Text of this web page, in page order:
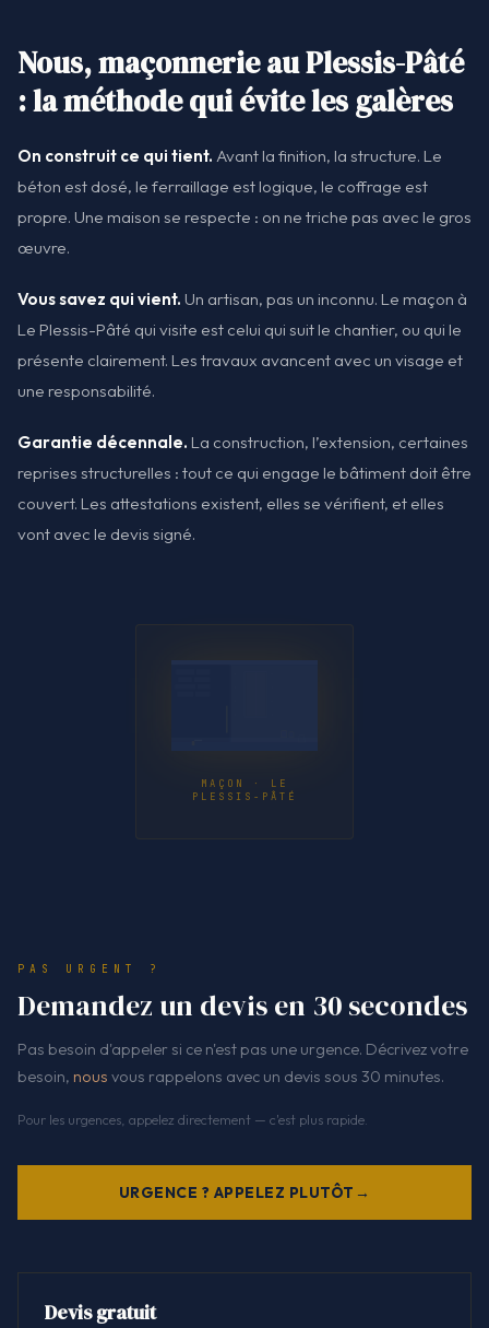
Nous, maçonnerie au Plessis-Pâté
: la méthode qui évite les galères
On construit ce qui tient. Avant la finition, la structure. Le
béton est dosé, le ferraillage est logique, le coffrage est
propre. Une maison se respecte : on ne triche pas avec le gros
œuvre.
Vous savez qui vient. Un artisan, pas un inconnu. Le maçon à
Le Plessis-Pâté qui visite est celui qui suit le chantier, ou qui le
présente clairement. Les travaux avancent avec un visage et
une responsabilité.
Garantie décennale. La construction, l’extension, certaines
reprises structurelles : tout ce qui engage le bâtiment doit être
couvert. Les attestations existent, elles se vérifient, et elles
vont avec le devis signé.
MAÇON · LE
PLESSIS-PÂTÉ
PAS URGENT ?
Demandez un devis en 30 secondes
Pas besoin d'appeler si ce n'est pas une urgence. Décrivez votre
besoin, nous vous rappelons avec un devis sous 30 minutes.
Pour les urgences, appelez directement — c'est plus rapide.
URGENCE ? APPELEZ PLUTÔT
Devis gratuit